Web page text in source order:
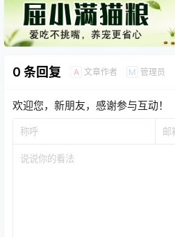
0 条回复 A 文章作者 M 管理员
欢迎您，新朋友，感谢参与互动！